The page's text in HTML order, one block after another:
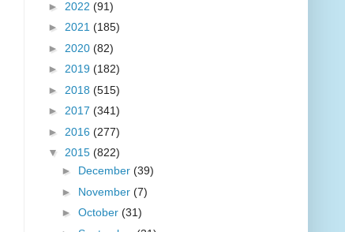
► 2022 (91)
► 2021 (185)
► 2020 (82)
► 2019 (182)
► 2018 (515)
► 2017 (341)
► 2016 (277)
▼ 2015 (822)
► December (39)
► November (7)
► October (31)